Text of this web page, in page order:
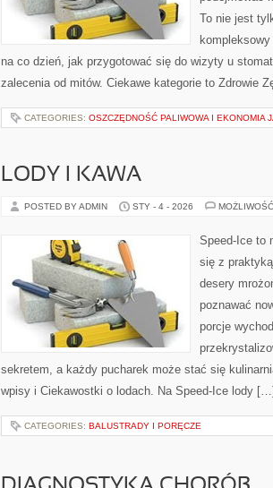
To nie jest
na co dzień, jak przygotować się do wizyty u
zalecenia od mitów. Ciekawe kategorie to Zdrowie
CATEGORIES: OSZCZĘDNOŚĆ PALIWOWA I EKONOMIA
LODY I KAWA
POSTED BY ADMIN STY - 4 - 2026
Speed-Ice to
się z
desery
poznawać
porcje
sekretem, a każdy pucharek może stać się
wpisy i Ciekawostki o lodach. Na Speed-Ice lody […]
CATEGORIES: BALUSTRADY I PORĘCZE